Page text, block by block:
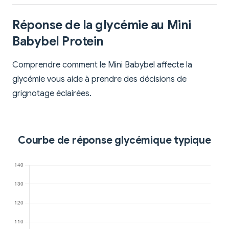
Réponse de la glycémie au Mini
Babybel Protein
Comprendre comment le Mini Babybel affecte la
glycémie vous aide à prendre des décisions de
grignotage éclairées.
Courbe de réponse glycémique typique